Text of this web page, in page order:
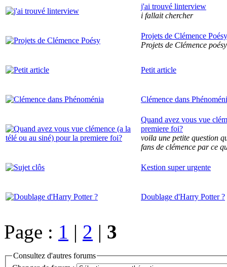
j'ai trouvé linterview
i fallait chercher
Projets de Clémence Poésy
Projets de Clémence poésy
Petit article
Clémence dans
Quand avez vous vue
premiere foi?
voila une petite question
fans de clémence par ce
Kestion super urgente
Doublage d'Harry Potter ?
Page : 1 | 2 | 3
Consultez d'autres forums